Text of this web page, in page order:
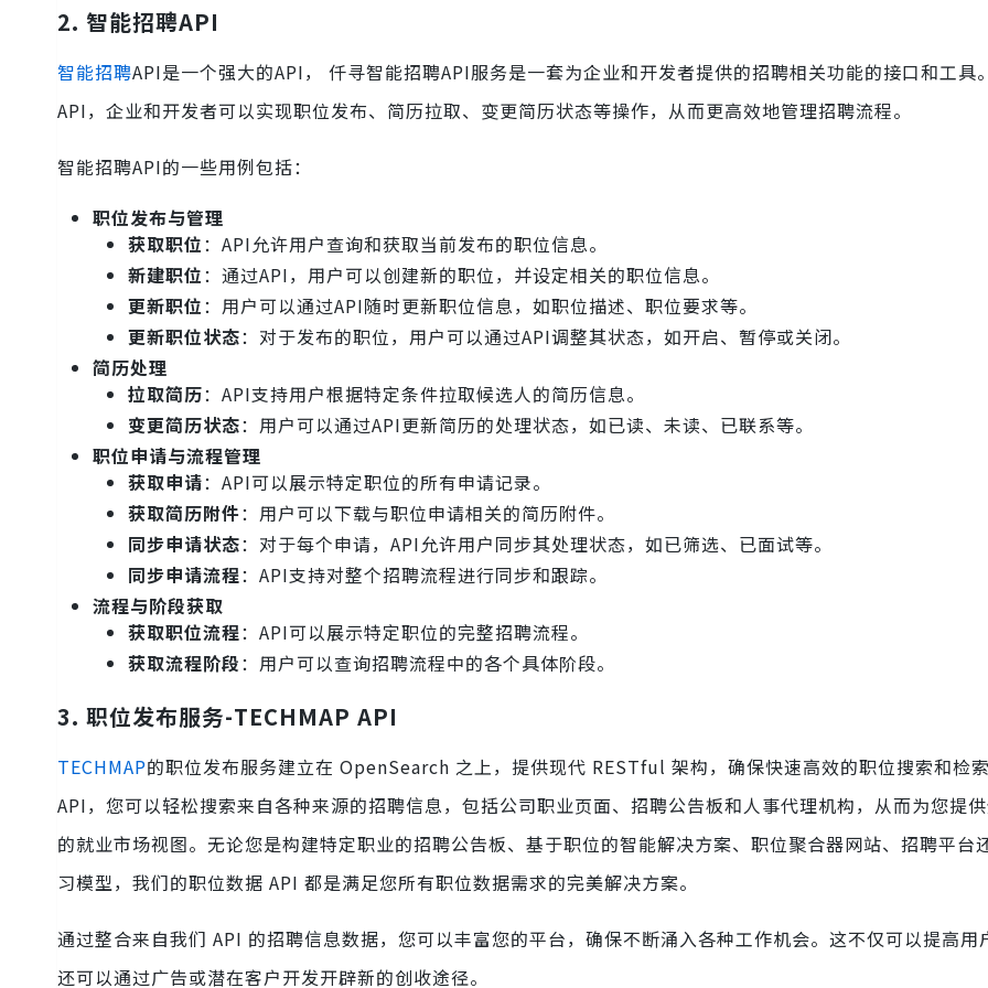
2. 智能招聘API
智能招聘API是一个强大的API， 仟寻智能招聘API服务是一套为企业和开发者提供的招聘相关功能的接口和工具
API，企业和开发者可以实现职位发布、简历拉取、变更简历状态等操作，从而更高效地管理招聘流程。
智能招聘API的一些用例包括：
职位发布与管理
获取职位：API允许用户查询和获取当前发布的职位信息。
新建职位：通过API，用户可以创建新的职位，并设定相关的职位信息。
更新职位：用户可以通过API随时更新职位信息，如职位描述、职位要求等。
更新职位状态：对于发布的职位，用户可以通过API调整其状态，如开启、暂停或关闭。
简历处理
拉取简历：API支持用户根据特定条件拉取候选人的简历信息。
变更简历状态：用户可以通过API更新简历的处理状态，如已读、未读、已联系等。
职位申请与流程管理
获取申请：API可以展示特定职位的所有申请记录。
获取简历附件：用户可以下载与职位申请相关的简历附件。
同步申请状态：对于每个申请，API允许用户同步其处理状态，如已筛选、已面试等。
同步申请流程：API支持对整个招聘流程进行同步和跟踪。
流程与阶段获取
获取职位流程：API可以展示特定职位的完整招聘流程。
获取流程阶段：用户可以查询招聘流程中的各个具体阶段。
3. 职位发布服务-TECHMAP API
TECHMAP的职位发布服务建立在 OpenSearch 之上，提供现代 RESTful 架构，确保快速高效的职位搜索和检
API，您可以轻松搜索来自各种来源的招聘信息，包括公司职业页面、招聘公告板和人事代理机构，从而为您提
的就业市场视图。无论您是构建特定职业的招聘公告板、基于职位的智能解决方案、职位聚合器网站、招聘平台
习模型，我们的职位数据 API 都是满足您所有职位数据需求的完美解决方案。
通过整合来自我们 API 的招聘信息数据，您可以丰富您的平台，确保不断涌入各种工作机会。这不仅可以提高用
还可以通过广告或潜在客户开发开辟新的创收途径。